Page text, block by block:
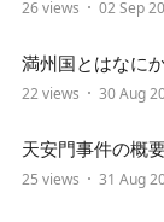
26 views 02 Sep
満州国とはなに
22 views 30 Aug
天安門事件の概
25 views 31 Aug